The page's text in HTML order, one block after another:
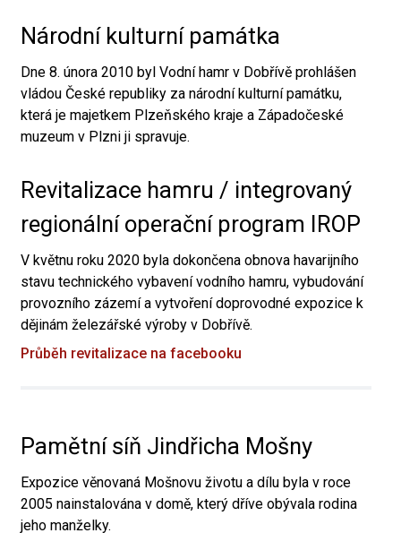
Národní kulturní památka
Dne 8. února 2010 byl Vodní hamr v Dobřívě prohlášen
vládou České republiky za národní kulturní památku,
která je majetkem Plzeňského kraje a Západočeské
muzeum v Plzni ji spravuje.
Revitalizace hamru / integrovaný
regionální operační program IROP
V květnu roku 2020 byla dokončena obnova havarijního
stavu technického vybavení vodního hamru, vybudování
provozního zázemí a vytvoření doprovodné expozice k
dějinám železářské výroby v Dobřívě.
Průběh revitalizace na facebooku
Pamětní síň Jindřicha Mošny
Expozice věnovaná Mošnovu životu a dílu byla v roce
2005 nainstalována v domě, který dříve obývala rodina
jeho manželky.